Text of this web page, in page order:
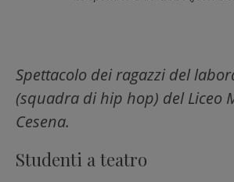
Spettacolo dei ragazzi del
(squadra di hip hop) del Liceo
Cesena.
Studenti a teatro